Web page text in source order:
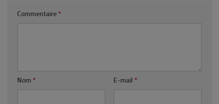
Commentaire *
Nom * E-mail *